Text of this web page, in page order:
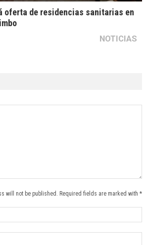
oferta de residencias sanitarias en
NOTICIAS
will not be published. Required fields are marked with *